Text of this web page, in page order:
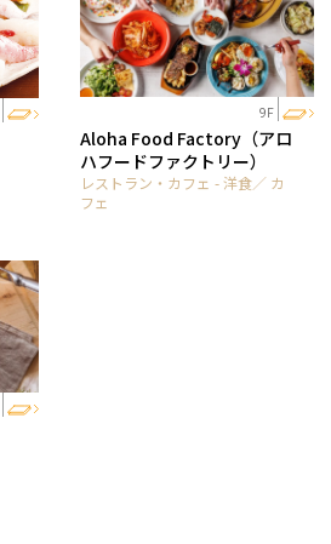
9F
Aloha Food Factory（アロ
ハフードファクトリー）
レストラン・カフェ - 洋食／ カ
フェ